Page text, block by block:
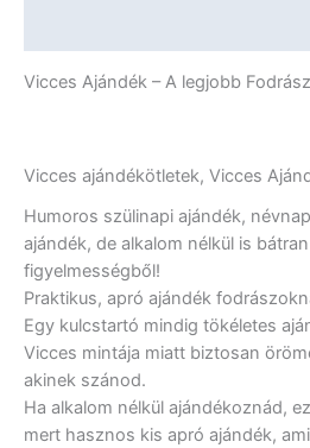
Vicces Ajándék – A legjobb
Vicces ajándékötletek, Vicces
Humoros szülinapi ajándék,
ajándék, de alkalom nélkül is
figyelmességből!
Praktikus, apró ajándék
Egy kulcstartó mindig tökéletes
Vicces mintája miatt biztosan
akinek szánod.
Ha alkalom nélkül ajándékoznád,
mert hasznos kis apró ajándék,